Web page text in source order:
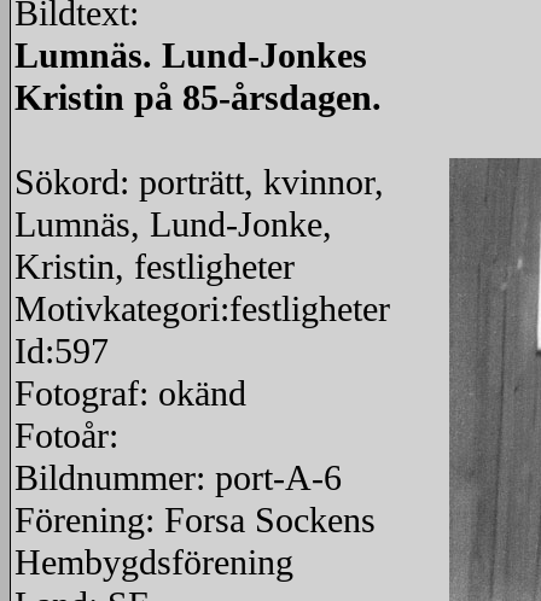
Bildtext:
Lumnäs. Lund-Jonkes
Kristin på 85-årsdagen.
Sökord: porträtt, kvinnor,
Lumnäs, Lund-Jonke,
Kristin, festligheter
Motivkategori:festligheter
Id:597
Fotograf: okänd
Fotoår:
Bildnummer: port-A-6
Förening: Forsa Sockens
Hembygdsförening